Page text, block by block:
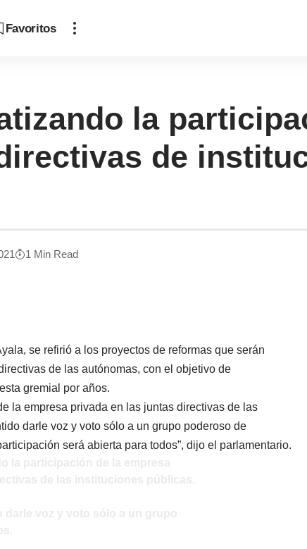
Favoritos
la
de
1 Min Read
se refirió a los proyectos de reformas que serán
de las autónomas, con el objetivo de
gremial por años.
la empresa privada en las juntas directivas de las
darle voz y voto sólo a un grupo poderoso de
será abierta para todos”, dijo el parlamentario.